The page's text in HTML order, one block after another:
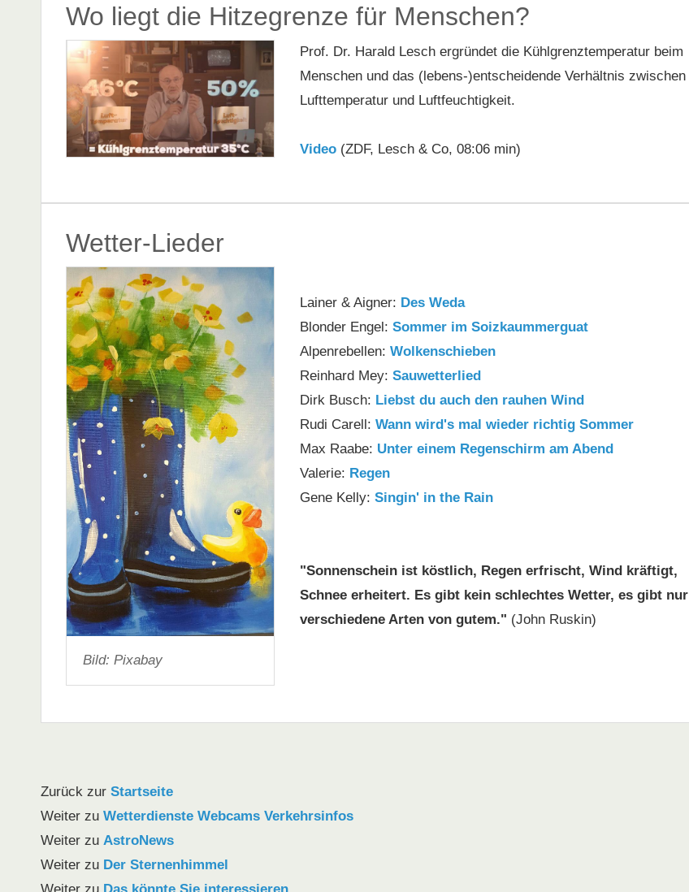
Wo liegt die Hitzegrenze für Menschen?
Prof. Dr. Harald Lesch ergründet die Kühlgrenztemperatur beim
Menschen und das (lebens-)entscheidende Verhältnis zwischen
Lufttemperatur und Luftfeuchtigkeit.
Video (ZDF, Lesch & Co, 08:06 min)
Wetter-Lieder
Bild: Pixabay
Lainer & Aigner: Des Weda
Blonder Engel:Sommer im Soizkaummerguat
Alpenrebellen:Wolkenschieben
Reinhard Mey:Sauwetterlied
Dirk Busch: Liebst du auch den rauhen Wind
Rudi Carell:Wann wird's mal wieder richtig Sommer
Max Raabe: Unter einem Regenschirm am Abend
Valerie: Regen
Gene Kelly:Singin' in the Rain
"Sonnenschein ist köstlich, Regen erfrischt, Wind kräftigt,
Schnee erheitert. Es gibt kein schlechtes Wetter, es gibt nur
verschiedene Arten von gutem." (John Ruskin)
Zurück zur Startseite
Weiter zu Wetterdienste Webcams Verkehrsinfos
Weiter zu AstroNews
Weiter zu Der Sternenhimmel